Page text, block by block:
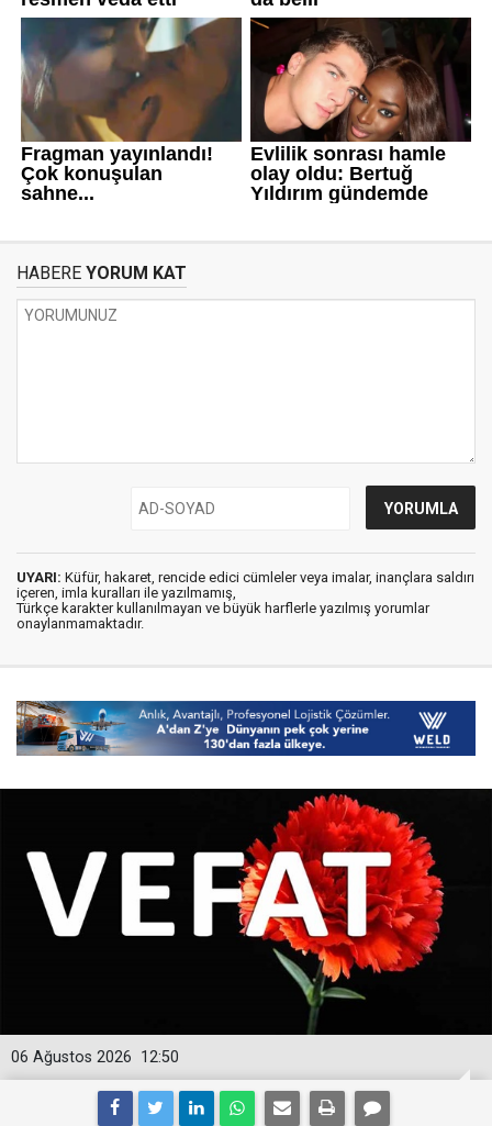
HABERE YORUM KAT
UYARI: Küfür, hakaret, rencide edici cümleler veya imalar, inançlara saldırı
içeren, imla kuralları ile yazılmamış,
Türkçe karakter kullanılmayan ve büyük harflerle yazılmış yorumlar
onaylanmamaktadır.
12:50
06 Ağustos 2026